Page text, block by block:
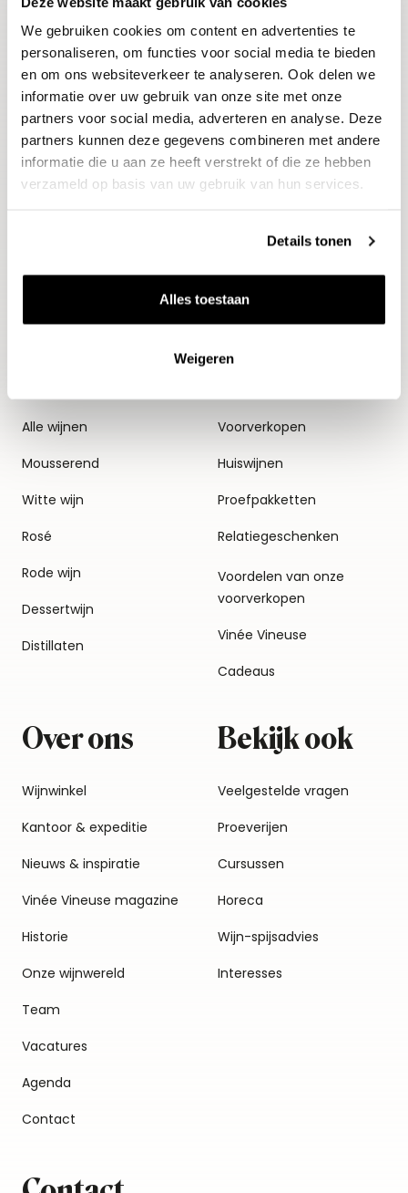
We gebruiken cookies om content en advertenties te
personaliseren, om functies voor social media te bieden
en om ons websiteverkeer te analyseren. Ook delen we
informatie over uw gebruik van onze site met onze
partners voor social media, adverteren en analyse. Deze
partners kunnen deze gegevens combineren met andere
informatie die u aan ze heeft verstrekt of die ze hebben
verzameld op basis van uw gebruik van hun services.
Details tonen
Alles toestaan
Weigeren
Blijf op de hoogte
Ontvang het laatste wijnnieuws, proeverijen en
evenementen
E-mailadres
Aanmelden
Alle wijnen
Mousserend
Witte wijn
Rosé
Rode wijn
Dessertwijn
Distillaten
Thema's
Voorverkopen
Huiswijnen
Proefpakketten
Relatiegeschenken
Voordelen van onze
voorverkopen
Vinée Vineuse
Cadeaus
Over ons
Wijnwinkel
Kantoor & expeditie
Nieuws & inspiratie
Vinée Vineuse magazine
Historie
Onze wijnwereld
Team
Vacatures
Agenda
Contact
Bekijk ook
Veelgestelde vragen
Proeverijen
Cursussen
Horeca
Wijn-spijsadvies
Interesses